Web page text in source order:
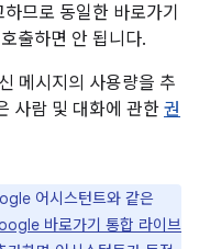
므로 동일한 바로가기
출하면 안 됩니다.
메시지의 사용량을 추
사람 및 대화에 관한 권
어시스턴트와 같은
바로가기 통합 라이브